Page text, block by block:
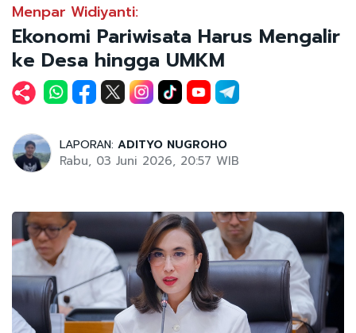
Menpar Widiyanti:
Ekonomi Pariwisata Harus Mengalir
ke Desa hingga UMKM
LAPORAN: ADITYO NUGROHO
Rabu, 03 Juni 2026, 20:57 WIB